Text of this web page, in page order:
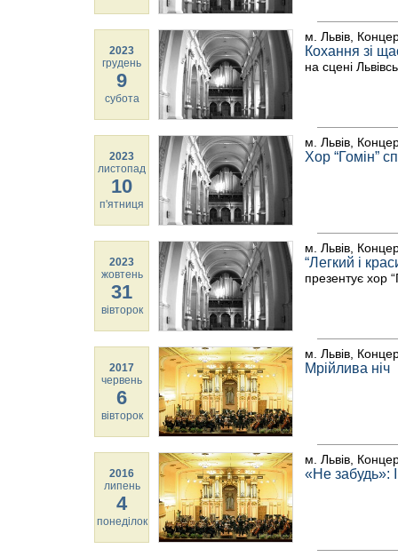
2023
грудень
9
субота
м. Львів,
Кохання зі
на сцені
2023
листопад
10
п'ятниця
м. Львів,
Хор “Гомін”
2023
жовтень
31
вівторок
м. Львів,
“Легкий і
презентує хор
2017
червень
6
вівторок
м. Львів,
Мрійлива ніч
2016
липень
4
понеділок
м. Львів,
«Не забудь»: